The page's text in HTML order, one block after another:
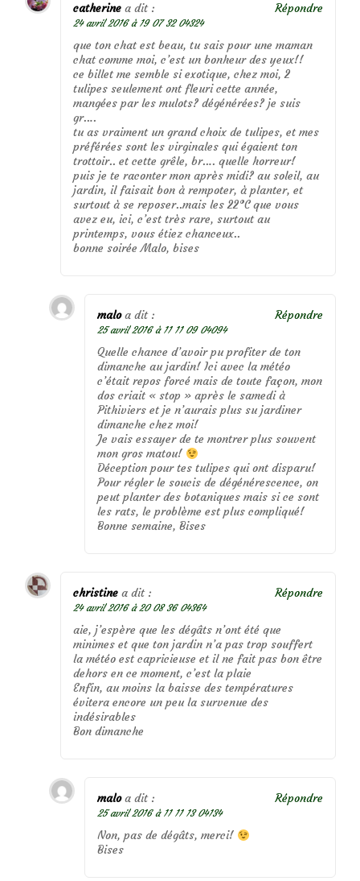
catherine a dit :
24 avril 2016 à 19 07 32 04324
que ton chat est beau, tu sais pour une maman
chat comme moi, c’est un bonheur des yeux!!
ce billet me semble si exotique, chez moi, 2
tulipes seulement ont fleuri cette année,
mangées par les mulots? dégénérées? je suis
gr….
tu as vraiment un grand choix de tulipes, et mes
préférées sont les virginales qui égaient ton
trottoir.. et cette grêle, br…. quelle horreur!
puis je te raconter mon après midi? au soleil, au
jardin, il faisait bon à rempoter, à planter, et
surtout à se reposer..mais les 22°C que vous
avez eu, ici, c’est très rare, surtout au
printemps, vous étiez chanceux..
bonne soirée Malo, bises
Répondre
malo a dit :
25 avril 2016 à 11 11 09 04094
Quelle chance d’avoir pu profiter de ton
dimanche au jardin! Ici avec la météo
c’était repos forcé mais de toute façon, mon
dos criait « stop » après le samedi à
Pithiviers et je n’aurais plus su jardiner
dimanche chez moi!
Je vais essayer de te montrer plus souvent
mon gros matou!
Déception pour tes tulipes qui ont disparu!
Pour régler le soucis de dégénérescence, on
peut planter des botaniques mais si ce sont
les rats, le problème est plus compliqué!
Bonne semaine, Bises
Répondre
christine a dit :
24 avril 2016 à 20 08 36 04364
aie, j’espère que les dégâts n’ont été que
minimes et que ton jardin n’a pas trop souffert
la météo est capricieuse et il ne fait pas bon être
dehors en ce moment, c’est la plaie
Enfin, au moins la baisse des températures
évitera encore un peu la survenue des
indésirables
Bon dimanche
Répondre
malo a dit :
25 avril 2016 à 11 11 13 04134
Non, pas de dégâts, merci!
Bises
Répondre